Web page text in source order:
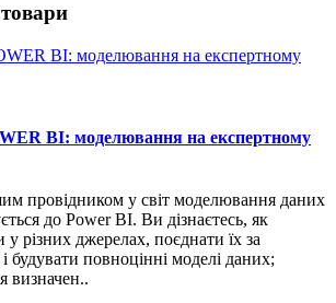
BI: моделювання на експертному
провідником у світ моделювання даних
до Power BI. Ви дізнаєтесь, як
у різних джерелах, поєднати їх за
будувати повноцінні моделі даних;
визначен..